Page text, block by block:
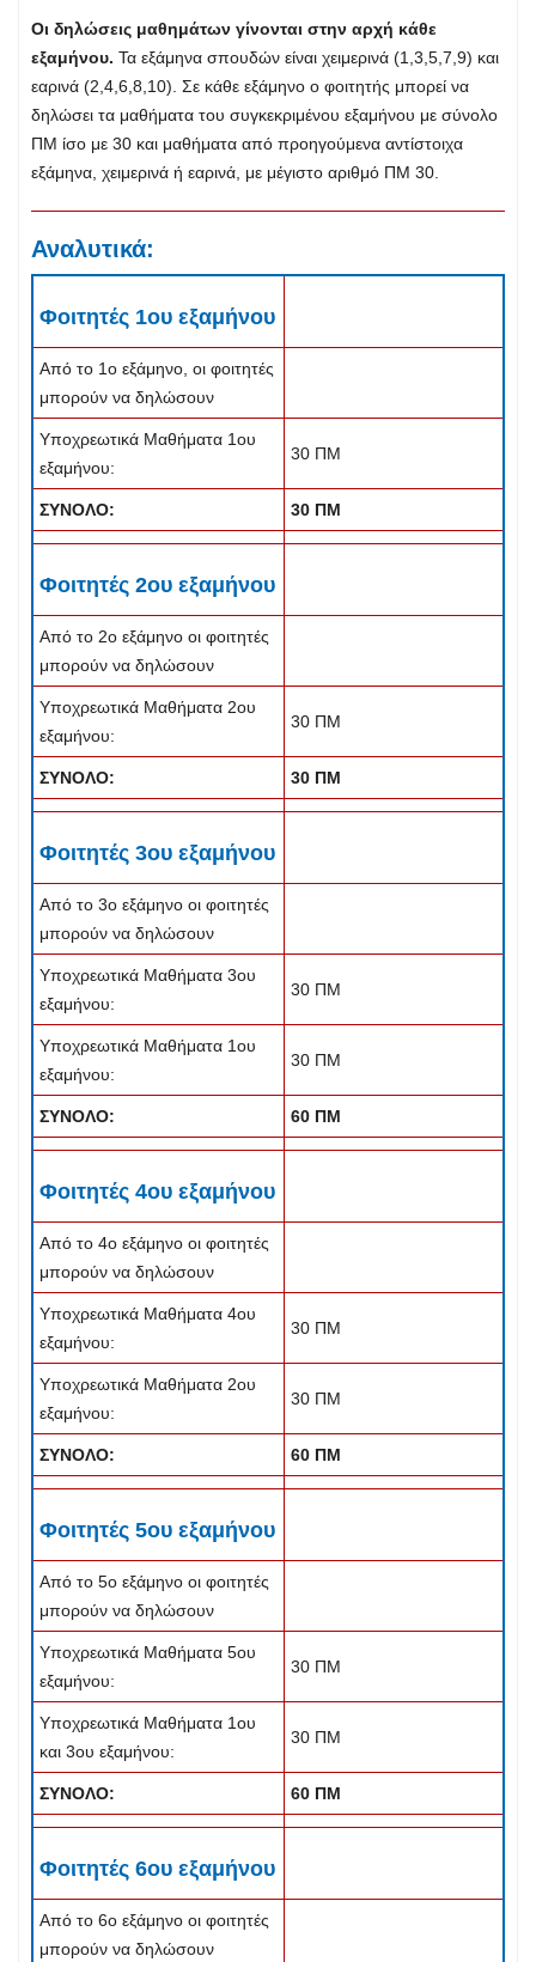
Οι δηλώσεις μαθημάτων γίνονται στην αρχή κάθε
εξαμήνου. Τα εξάμηνα σπουδών είναι χειμερινά (1,3,5,7,9) και
εαρινά (2,4,6,8,10). Σε κάθε εξάμηνο ο φοιτητής μπορεί να
δηλώσει τα μαθήματα του συγκεκριμένου εξαμήνου με σύνολο
ΠΜ ίσο με 30 και μαθήματα από προηγούμενα αντίστοιχα
εξάμηνα, χειμερινά ή εαρινά, με μέγιστο αριθμό ΠΜ 30.
Αναλυτικά:
Φοιτητές 1ου εξαμήνου
Από το 1ο εξάμηνο, οι φοιτητές
μπορούν να δηλώσουν
Υποχρεωτικά Μαθήματα 1ου
εξαμήνου:
30 ΠΜ
ΣΥΝΟΛΟ: 30 ΠΜ
Φοιτητές 2ου εξαμήνου
Από το 2ο εξάμηνο οι φοιτητές
μπορούν να δηλώσουν
Υποχρεωτικά Μαθήματα 2ου
εξαμήνου:
30 ΠΜ
ΣΥΝΟΛΟ: 30 ΠΜ
Φοιτητές 3ου εξαμήνου
Από το 3ο εξάμηνο οι φοιτητές
μπορούν να δηλώσουν
Υποχρεωτικά Μαθήματα 3ου
εξαμήνου:
30 ΠΜ
Υποχρεωτικά Μαθήματα 1ου
εξαμήνου:
30 ΠΜ
ΣΥΝΟΛΟ: 60 ΠΜ
Φοιτητές 4ου εξαμήνου
Από το 4ο εξάμηνο οι φοιτητές
μπορούν να δηλώσουν
Υποχρεωτικά Μαθήματα 4ου
εξαμήνου:
30 ΠΜ
Υποχρεωτικά Μαθήματα 2ου
εξαμήνου:
30 ΠΜ
ΣΥΝΟΛΟ: 60 ΠΜ
Φοιτητές 5ου εξαμήνου
Από το 5ο εξάμηνο οι φοιτητές
μπορούν να δηλώσουν
Υποχρεωτικά Μαθήματα 5ου
εξαμήνου:
30 ΠΜ
Υποχρεωτικά Μαθήματα 1ου
και 3ου εξαμήνου:
30 ΠΜ
ΣΥΝΟΛΟ: 60 ΠΜ
Φοιτητές 6ου εξαμήνου
Από το 6ο εξάμηνο οι φοιτητές
μπορούν να δηλώσουν